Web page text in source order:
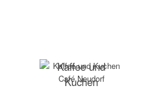
Kaffee und
Kuchen